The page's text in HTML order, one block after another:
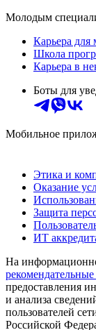
Молодым
Карьера для
Школа
Карьера в
Боты для
Мобильное
Этика и
Оказание
Защита
ИТ
На
предоставления
и анализа
пользователей
Российской